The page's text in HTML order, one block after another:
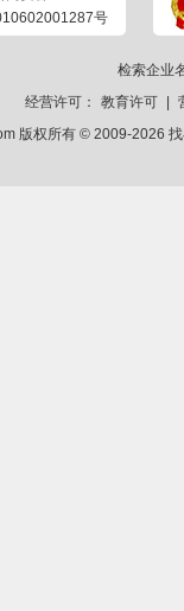
号
检索企业
经营许可：
教育许可
版权所有 © 2009-2026